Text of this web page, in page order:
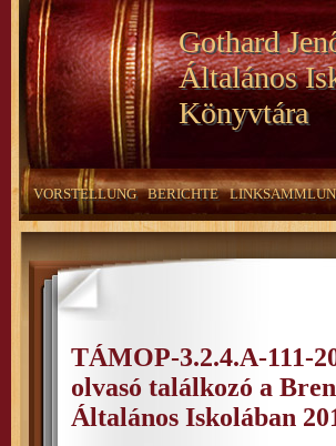
Gothard
Általános
Könyvtára
VORSTELLUNG BERICHTE
TÁMOP-3.2.4.A-111-
olvasó találkozó a
Általános Iskolában